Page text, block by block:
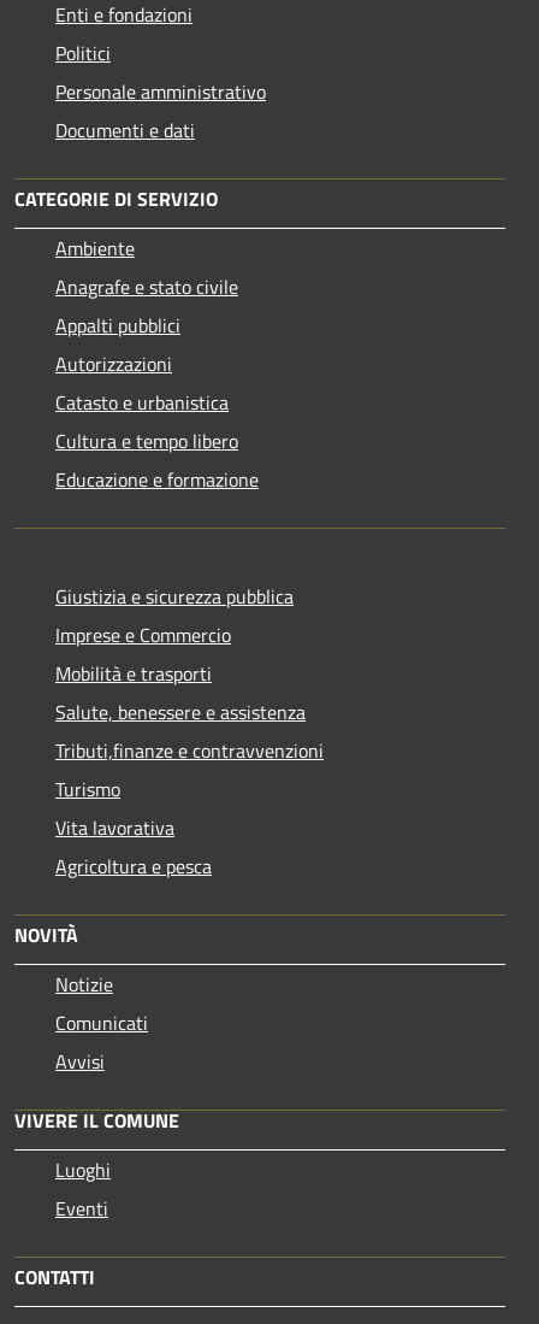
Enti e fondazioni
Politici
Personale amministrativo
Documenti e dati
CATEGORIE DI SERVIZIO
Ambiente
Anagrafe e stato civile
Appalti pubblici
Autorizzazioni
Catasto e urbanistica
Cultura e tempo libero
Educazione e formazione
Giustizia e sicurezza pubblica
Imprese e Commercio
Mobilità e trasporti
Salute, benessere e assistenza
Tributi,finanze e contravvenzioni
Turismo
Vita lavorativa
Agricoltura e pesca
NOVITÀ
Notizie
Comunicati
Avvisi
VIVERE IL COMUNE
Luoghi
Eventi
CONTATTI